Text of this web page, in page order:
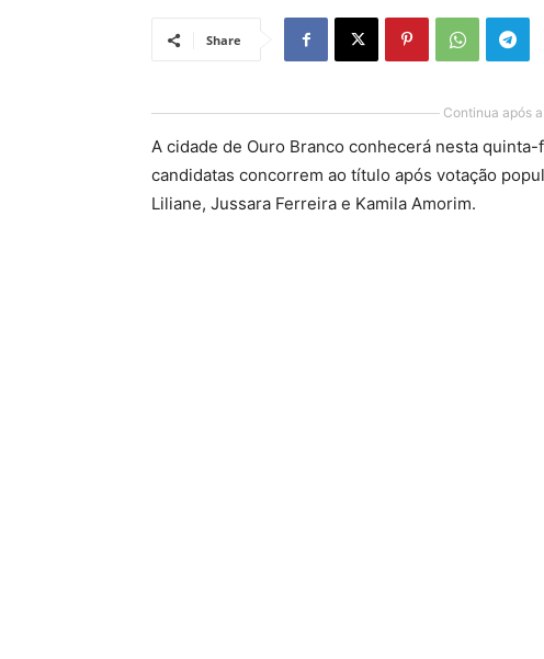
Share
Continua após
A cidade de Ouro Branco conhecerá nesta
candidatas concorrem ao título após votação
Liliane, Jussara Ferreira e Kamila Amorim.